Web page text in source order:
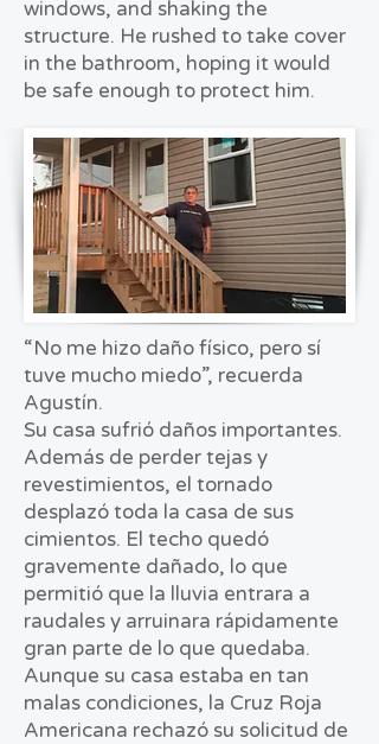
windows, and shaking the
structure. He rushed to take cover
in the bathroom, hoping it would
be safe enough to protect him.
“No me hizo daño físico, pero sí
tuve mucho miedo”, recuerda
Agustín.
Su casa sufrió daños importantes.
Además de perder tejas y
revestimientos, el tornado
desplazó toda la casa de sus
cimientos. El techo quedó
gravemente dañado, lo que
permitió que la lluvia entrara a
raudales y arruinara rápidamente
gran parte de lo que quedaba.
Aunque su casa estaba en tan
malas condiciones, la Cruz Roja
Americana rechazó su solicitud de